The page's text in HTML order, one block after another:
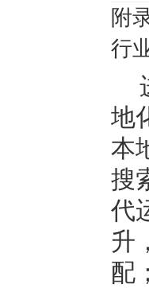
附
行
地
本
搜
代
升
配